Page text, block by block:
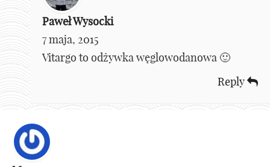
Paweł Wysocki
7 maja, 2015
Vitargo to odżywka węglowodanowa 🙂
Reply